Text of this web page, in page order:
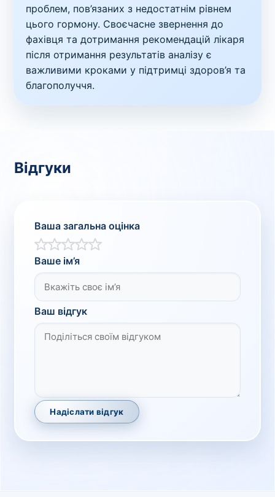
проблем, пов’язаних з недостатнім рівнем
цього гормону. Своєчасне звернення до
фахівця та дотримання рекомендацій лікаря
після отримання результатів аналізу є
важливими кроками у підтримці здоров’я та
благополуччя.
Відгуки
Ваша загальна оцінка
Ваше ім’я
Ваш відгук
Надіслати відгук